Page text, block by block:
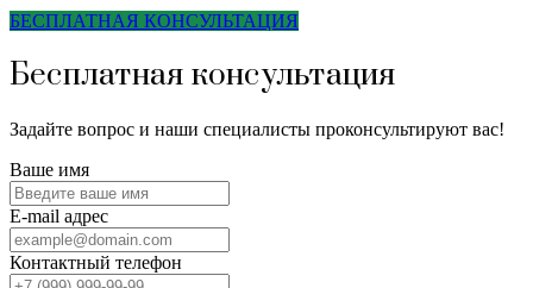
БЕСПЛАТНАЯ КОНСУЛЬТАЦИЯ
Бесплатная консультация
Задайте вопрос и наши специалисты проконсультируют вас!
Ваше имя
E-mail адрес
Контактный телефон